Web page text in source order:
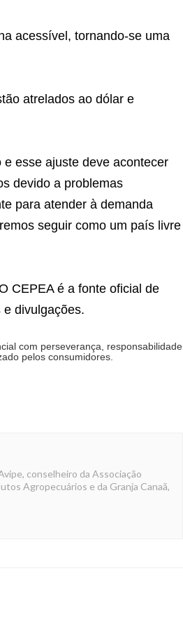
acessível, tornando-se uma
atrelados ao dólar e
esse ajuste deve acontecer
devido a problemas
para atender à demanda
seguir como um país livre
CEPEA é a fonte oficial de
divulgações.
com perseverança, responsabilidade
pelos consumidores.
conselheiro da Associação
Agropecuários e da Granja Canaã,